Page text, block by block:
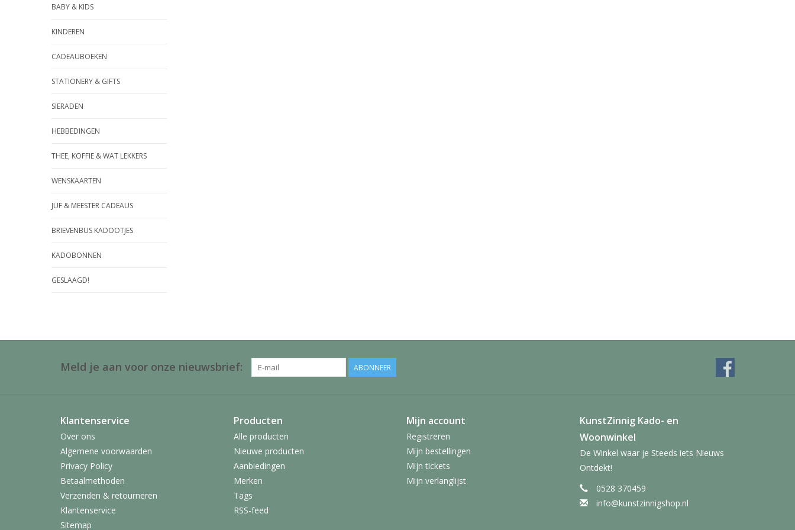
BABY & KIDS
KINDEREN
CADEAUBOEKEN
STATIONERY & GIFTS
SIERADEN
HEBBEDINGEN
THEE, KOFFIE & WAT LEKKERS
WENSKAARTEN
JUF & MEESTER CADEAUS
BRIEVENBUS KADOOTJES
KADOBONNEN
GESLAAGD!
Meld je aan voor onze nieuwsbrief: ABONNEER
Klantenservice
Over ons
Algemene voorwaarden
Privacy Policy
Betaalmethoden
Verzenden & retourneren
Klantenservice
Sitemap
Producten
Alle producten
Nieuwe producten
Aanbiedingen
Merken
Tags
RSS-feed
Mijn account
Registreren
Mijn bestellingen
Mijn tickets
Mijn verlanglijst
KunstZinnig Kado- en
Woonwinkel
De Winkel waar je Steeds iets Nieuws
Ontdekt!
0528 370459
info@kunstzinnigshop.nl